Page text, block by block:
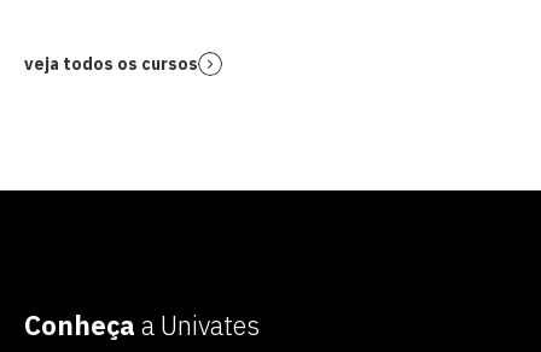
veja todos os cursos
Conheça a Univates